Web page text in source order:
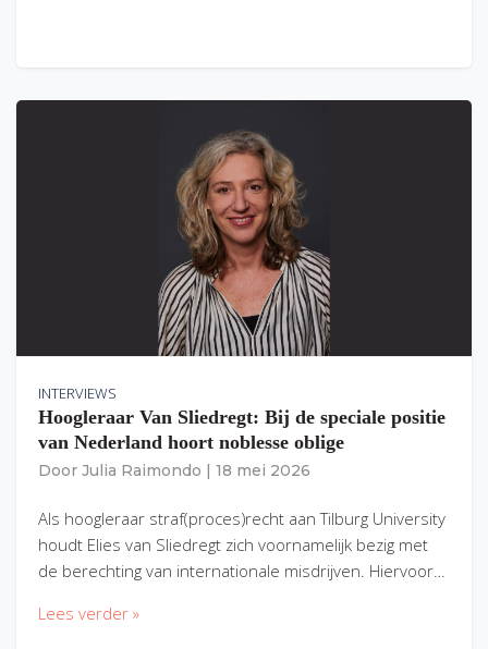
INTERVIEWS
Hoogleraar Van Sliedregt: Bij de speciale positie
van Nederland hoort noblesse oblige
Door Julia Raimondo 18 mei 2026
Als hoogleraar straf(proces)recht aan Tilburg University
houdt Elies van Sliedregt zich voornamelijk bezig met
de berechting van internationale misdrijven. Hiervoor…
Lees verder »